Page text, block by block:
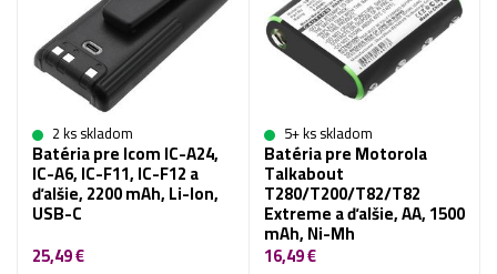
2 ks skladom
Batéria pre Icom IC-A24,
IC-A6, IC-F11, IC-F12 a
ďalšie, 2200 mAh, Li-Ion,
USB-C
25,49 €
5+ ks skladom
Batéria pre Motorola
Talkabout
T280/T200/T82/T82
Extreme a ďalšie, AA, 1500
mAh, Ni-Mh
16,49 €